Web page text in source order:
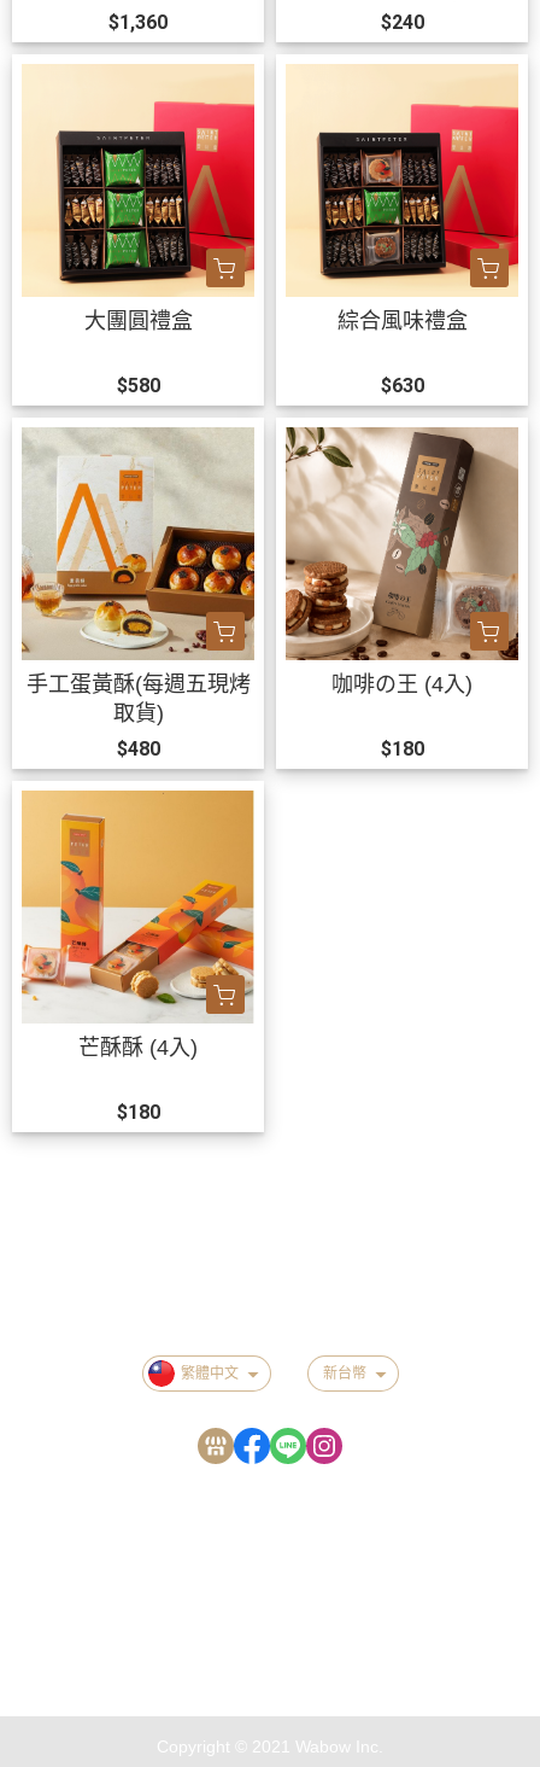
$1,360 $240
大團圓禮盒
$580
綜合風味禮盒
$630
手工蛋黃酥(每週五現烤
取貨)
$480
咖啡の王 (4入)
$180
芒酥酥 (4入)
$180
繁體中文 新台幣
Copyright © 2021 Wabow Inc.